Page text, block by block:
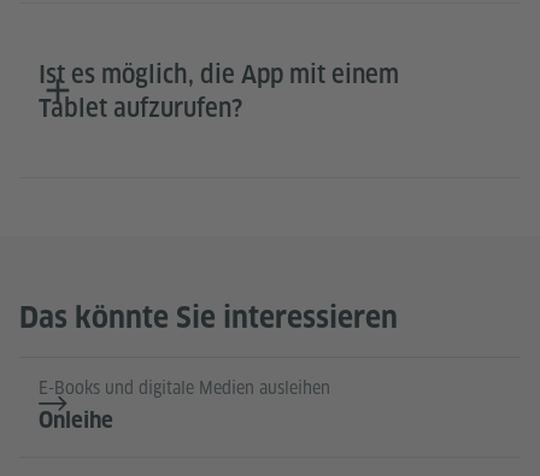
Ist es möglich, die App mit einem
Tablet aufzurufen?
Das könnte Sie interessieren
E-Books und digitale Medien ausleihen
Onleihe